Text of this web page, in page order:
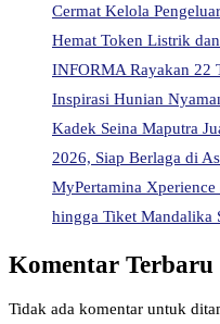
Cermat Kelola
Hemat Token Listrik
INFORMA Rayakan 22
Inspirasi Hunian
Kadek Seina Maputra
2026, Siap Berlaga di
MyPertamina
hingga Tiket Mandalika
Komentar Terbaru
Tidak ada komentar untuk